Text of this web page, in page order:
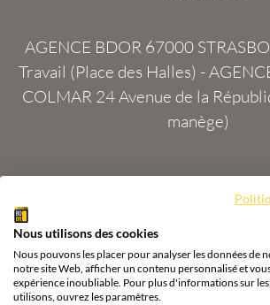
AGENCE BDOR 67000
Travail (Place des Halles) -
COLMAR 24 Avenue de la
manège)
Tous droits réservés Agence BDOR ®
& vente or, argent
Nous utilisons des cookies
Nous pouvons les placer pour analyser les données de
notre site Web, afficher un contenu personnalisé et
expérience inoubliable. Pour plus d'informations sur
utilisons, ouvrez les paramètres.